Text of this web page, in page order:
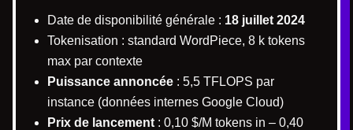
Date de disponibilité générale : 18 juillet 2024
Tokenisation : standard WordPiece, 8 k tokens
max par contexte
Puissance annoncée : 5,5 TFLOPS par
instance (données internes Google Cloud)
Prix de lancement : 0,10 $/M tokens in – 0,40